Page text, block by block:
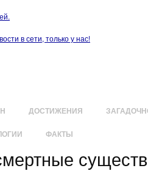
ДОСТИЖЕНИЯ
ФАКТЫ